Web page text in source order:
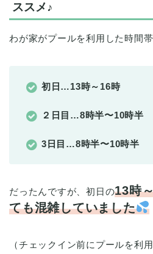
ススメ♪
わが家がプールを利用した時間帯
初日…13時～16時
２日目…8時半〜10時半
3日目…8時半〜10時半
だったんですが、初日の13時
ても混雑していました
（チェックイン前にプールを利